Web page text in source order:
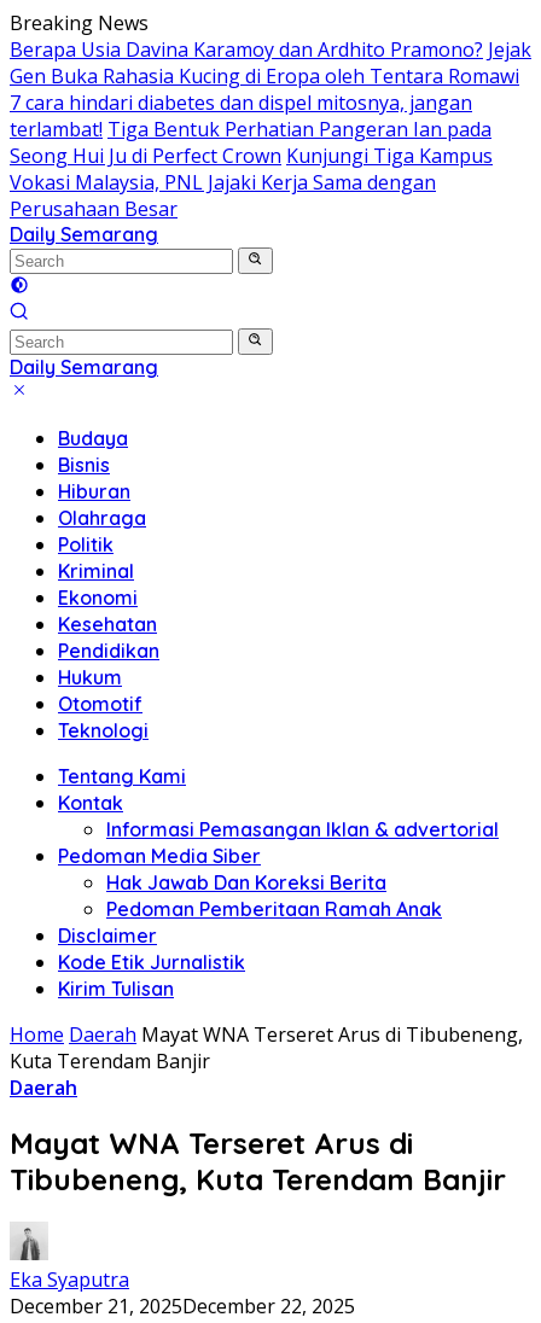
Skip
to
content
Breaking News
Berapa Usia Davina Karamoy dan Ardhito Pramono? Jejak
Gen Buka Rahasia Kucing di Eropa oleh Tentara Romawi
7 cara hindari diabetes dan dispel mitosnya, jangan
terlambat! Tiga Bentuk Perhatian Pangeran Ian pada
Seong Hui Ju di Perfect Crown Kunjungi Tiga Kampus
Vokasi Malaysia, PNL Jajaki Kerja Sama dengan
Perusahaan Besar
Daily Semarang
"Semarang
Hari
Ini:
Informasi
Terkini
untuk
Daily Semarang
"Semarang
Informasi
Terkini
untuk
Anda"
Budaya
Bisnis
Hiburan
Olahraga
Politik
Kriminal
Ekonomi
Kesehatan
Pendidikan
Hukum
Otomotif
Teknologi
Tentang Kami
Kontak
Informasi Pemasangan Iklan & advertorial
Pedoman Media Siber
Hak Jawab Dan Koreksi Berita
Pedoman Pemberitaan Ramah Anak
Disclaimer
Kode Etik Jurnalistik
Kirim Tulisan
Home Daerah Mayat WNA Terseret Arus di Tibubeneng,
Kuta Terendam Banjir
Daerah
Mayat WNA Terseret Arus di
Tibubeneng, Kuta Terendam Banjir
Eka Syaputra
December 21, 2025December 22, 2025